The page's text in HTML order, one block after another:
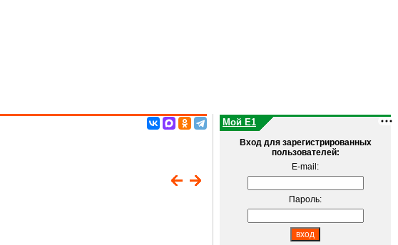
Мой E1
Вход для зарегистрированных
пользователей:
E-mail:
Пароль: